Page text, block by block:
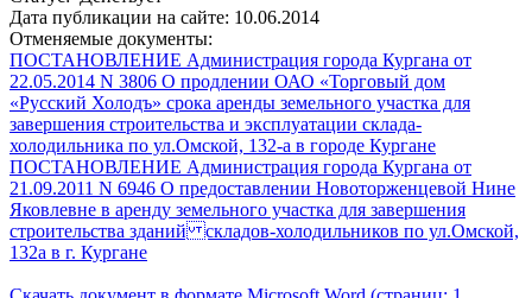
Дата публикации на сайте: 10.06.2014
Отменяемые документы:
ПОСТАНОВЛЕНИЕ Администрация города Кургана от
22.05.2014 N 3806 О продлении ОАО «Торговый дом
«Русский Холодъ» срока аренды земельного участка для
завершения строительства и эксплуатации склада-
холодильника по ул.Омской, 132-а в городе Кургане
ПОСТАНОВЛЕНИЕ Администрация города Кургана от
21.09.2011 N 6946 О предоставлении Новоторженцевой Нине
Яковлевне в аренду земельного участка для завершения
строительства зданий складов-холодильников по ул.Омской,
132а в г. Кургане